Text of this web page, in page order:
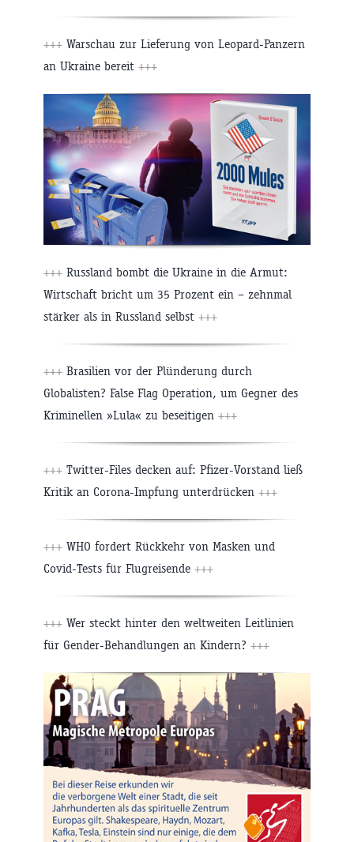
+++ Warschau zur Lieferung von Leopard-Panzern
an Ukraine bereit +++
+++ Russland bombt die Ukraine in die Armut:
Wirtschaft bricht um 35 Prozent ein – zehnmal
stärker als in Russland selbst +++
+++ Brasilien vor der Plünderung durch
Globalisten? False Flag Operation, um Gegner des
Kriminellen »Lula« zu beseitigen +++
+++ Twitter-Files decken auf: Pfizer-Vorstand ließ
Kritik an Corona-Impfung unterdrücken +++
+++ WHO fordert Rückkehr von Masken und
Covid-Tests für Flugreisende +++
+++ Wer steckt hinter den weltweiten Leitlinien
für Gender-Behandlungen an Kindern? +++